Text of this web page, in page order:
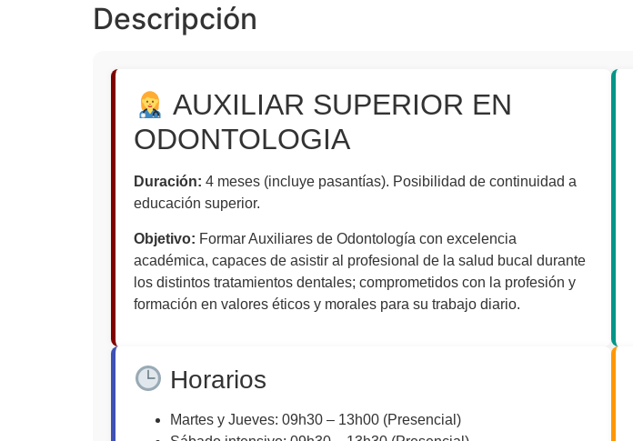
Descripción
AUXILIAR SUPERIOR EN
ODONTOLOGIA
Duración: 4 meses (incluye pasantías). Posibilidad de continuidad a
educación superior.
Objetivo: Formar Auxiliares de Odontología con excelencia
académica, capaces de asistir al profesional de la salud bucal durante
los distintos tratamientos dentales; comprometidos con la profesión y
formación en valores éticos y morales para su trabajo diario.
Horarios
Martes y Jueves: 09h30 – 13h00 (Presencial)